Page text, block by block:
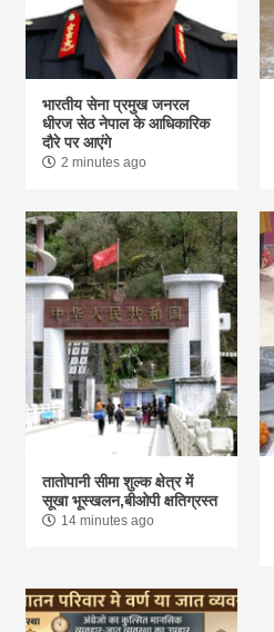
भारतीय सेना प्रमुख जनरल
धीरज सेठ नेपाल के आधिकारिक
दौरे पर आएंगे
2 minutes ago
तातोपानी सीमा शुल्क क्षेत्र में
सूखा भूस्खलन,बीओपी क्षतिग्रस्त
14 minutes ago